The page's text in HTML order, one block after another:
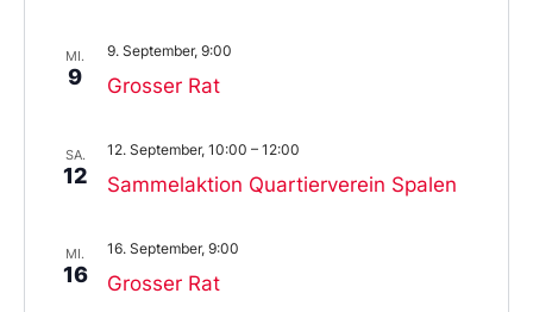
MI.
9 Grosser Rat
9. September, 9:00
SA.
12 Sammelaktion Quartierverein Spalen
12. September, 10:00 – 12:00
MI.
16 Grosser Rat
16. September, 9:00